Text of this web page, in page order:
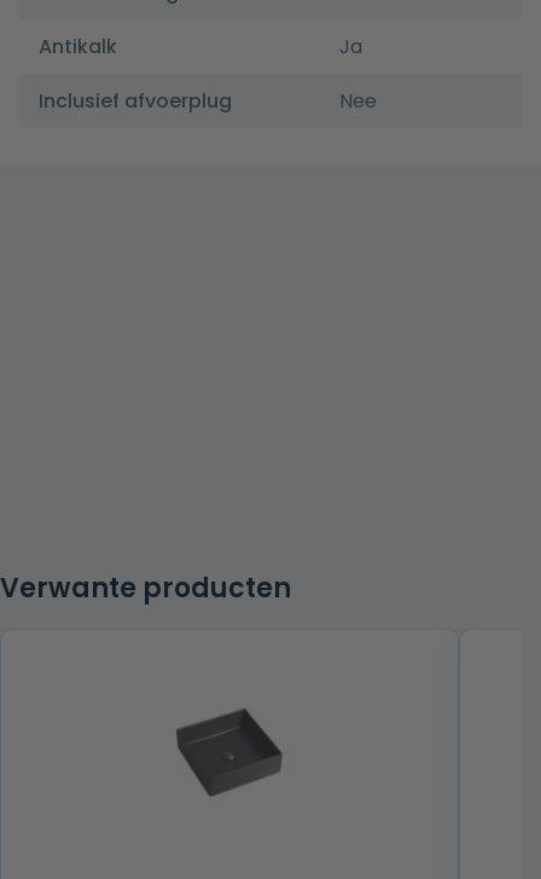
Antikalk
Ja
Inclusief afvoerplug
Nee
Verwante producten